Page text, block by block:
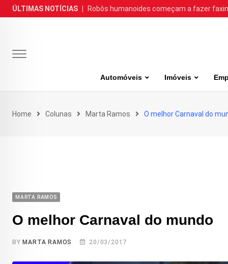
Skip
to
ÚLTIMAS NOTÍCIAS Robôs humanoides começam a fazer
Automóveis Imóveis
Home Colunas Marta Ramos O melhor Carnaval do
MARTA RAMOS
O melhor Carnaval do mundo
BY MARTA RAMOS 20/03/2017